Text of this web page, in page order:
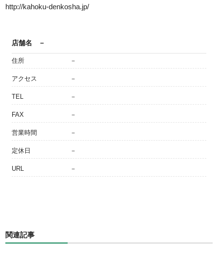
http://kahoku-denkosha.jp/
店舗名 －
住所 －
アクセス －
TEL －
FAX －
営業時間 －
定休日 －
URL －
関連記事